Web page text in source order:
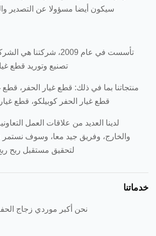
سيكون أيضا مسؤولا عن التصدير
تأسست في عام 2009،
تصنيع وتوريد قطع
منتجاتنا بما في ذلك: قطع غيار الحفر، قطع
قطع غيار الحفر كوبيلكو، قطع
لدينا العديد من علاقات العمل
والخارج، وفريق جيد معا، وسوف نستمر
لتحقيق مستقبل ربح ربح
خدماتنا
نحن أكبر موردي زجاج